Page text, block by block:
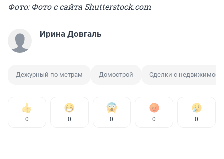
Фото: Фото с сайта Shutterstock.com
Ирина Довгаль
Дежурный по метрам Домострой Сделки с
0 0 0 0 0